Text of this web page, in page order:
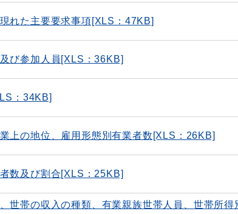
れた主要要求事項[XLS：47KB]
び参加人員[XLS：36KB]
：34KB]
上の地位、雇用形態別有業者数[XLS：26KB]
数及び割合[XLS：25KB]
世帯の収入の種類、有業親族世帯人員、世帯所